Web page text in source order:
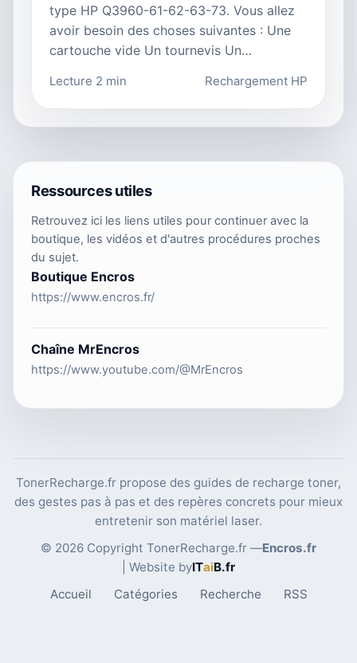
type HP Q3960-61-62-63-73. Vous allez
avoir besoin des choses suivantes : Une
cartouche vide Un tournevis Un…
Lecture 2 min Rechargement HP
Ressources utiles
Retrouvez ici les liens utiles pour continuer avec la
boutique, les vidéos et d'autres procédures proches
du sujet.
Boutique Encros
https://www.encros.fr/
Chaîne MrEncros
https://www.youtube.com/@MrEncros
TonerRecharge.fr propose des guides de recharge toner,
des gestes pas à pas et des repères concrets pour mieux
entretenir son matériel laser.
© 2026 Copyright TonerRecharge.fr —Encros.fr
| Website byITaiB.fr
Accueil
Catégories Recherche RSS